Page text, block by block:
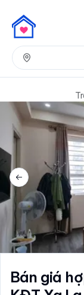
Previous slide
Bán giá